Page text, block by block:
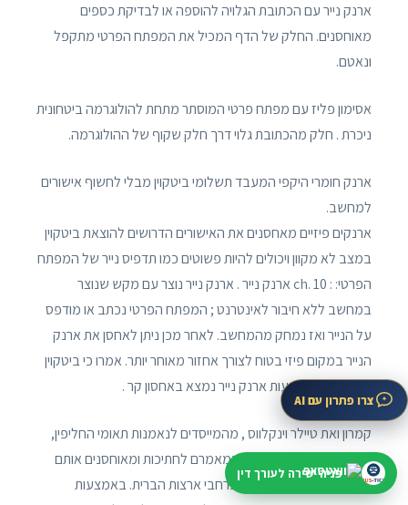
ארנק נייר עם הכתובת הגלויה להוספה או לבדיקת כספים
מאוחסנים. החלק של הדף המכיל את המפתח הפרטי מתקפל
ונאטם.
אסימון פליז עם מפתח פרטי המוסתר מתחת להולוגרמה ביטחונית
ניכרת . חלק מהכתובת גלוי דרך חלק שקוף של ההולוגרמה.
ארנק חומרי היקפי המעבד תשלומי ביטקוין מבלי לחשוף אישורים
למחשב.
ארנקים פיזיים מאחסנים את האישורים הדרושים להוצאת ביטקוין
במצב לא מקוון ויכולים להיות פשוטים כמו תדפיס נייר של המפתח
הפרטי: : ch. 10 ארנק נייר . ארנק נייר נוצר עם מקש שנוצר
במחשב ללא חיבור לאינטרנט ; המפתח הפרטי נכתב או מודפס
על הנייר ואז נמחק מהמחשב. לאחר מכן ניתן לאחסן את ארנק
הנייר במקום פיזי בטוח לצורך אחזור מאוחר יותר. אמרו כי ביטקוין
המאוחסן באמצעות ארנק נייר נמצא באחסון קר .
קמרון ואת טיילר וינקלווס , מהמייסדים לנאמנות תאומי החליפין,
דיווחו כי הם חתכו ארנקים במאמרם לחתיכות ומאוחסנים אותם
במעטפות מופצות כספות ברחבי ארצות הברית. באמצעות
צרו פתרון עם AI
פניה ישירה לעורך דין